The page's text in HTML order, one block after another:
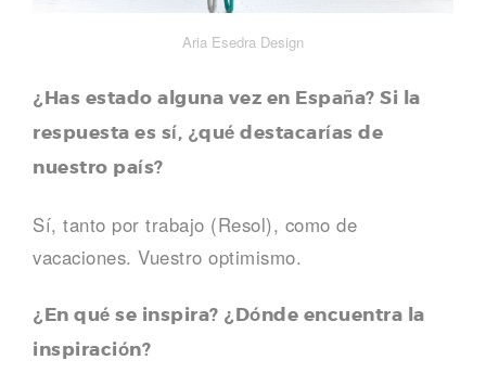
Aria Esedra Design
¿Has estado alguna vez en España? Si la
respuesta es sí, ¿qué destacarías de
nuestro país?
Sí, tanto por trabajo (Resol), como de
vacaciones. Vuestro optimismo.
¿En qué se inspira? ¿Dónde encuentra la
inspiración?